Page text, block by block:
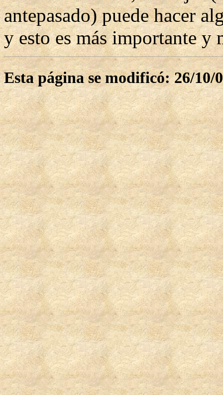
antepasado) puede hacer
y esto es más importante y
Esta página se modificó: 26/10/